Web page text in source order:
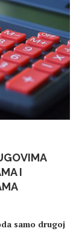
I
samo drugoj